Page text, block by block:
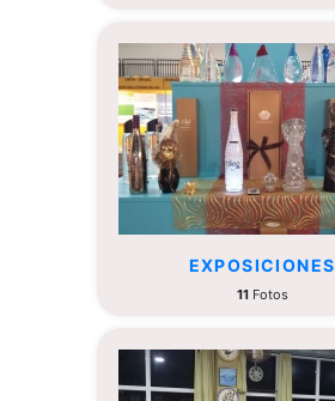
EXPOSICIONES
11Fotos